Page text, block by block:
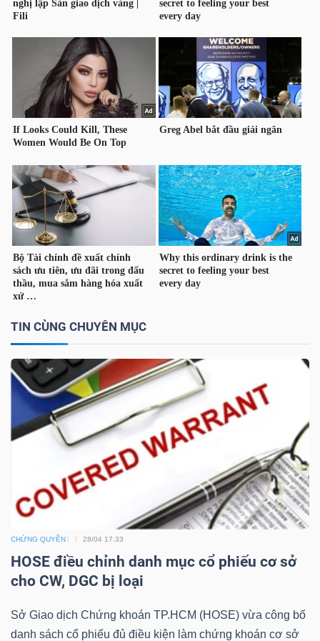
TIN CÙNG CHUYÊN MỤC
CHỨNG QUYỀN 28/04 17:33
HOSE điều chỉnh danh mục cổ phiếu cơ sở
cho CW, DGC bị loại
Sở Giao dịch Chứng khoán TP.HCM (HOSE) vừa công bố
danh sách cổ phiếu đủ điều kiện làm chứng khoán cơ sở
KINH
THẾ
GIỚI
ĐÔNG
DƯƠNG
CÁ
PHÂN
VIETSTOCKFINANCE
MÔ
NGÀNH